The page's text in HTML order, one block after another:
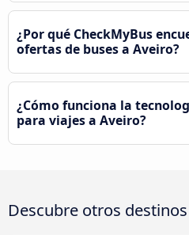
¿Por qué CheckMyBus
ofertas de buses a Aveiro?
¿Cómo funciona la
para viajes a Aveiro?
Descubre otros